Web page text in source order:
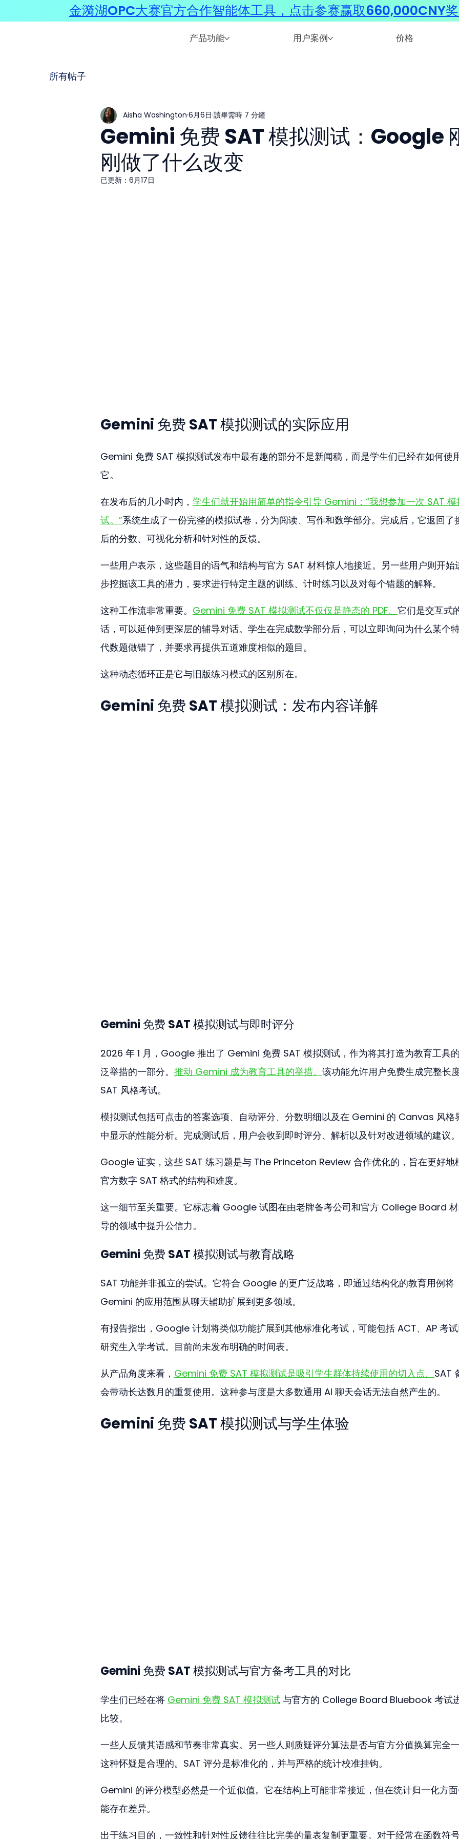
产品功能 用户案例 价格
所有帖子
Gemini 免费 SAT 模拟测试：Google
刚做了什么改变
Aisha Washington 6月6日 讀畢需時 7 分鐘
已更新： 6月17日
Gemini 免费 SAT 模拟测试的实际应用
Gemini 免费 SAT 模拟测试发布中最有趣的部分不是新闻稿，而是学生们已经在如何使
它。
在发布后的几小时内， 学生们就开始用简单的指令引导 Gemini：“我想参加一次 SAT 模
试。”系统生成了一份完整的模拟试卷，分为阅读、写作和数学部分。完成后，它返回了
后的分数、可视化分析和针对性的反馈。
一些用户表示，这些题目的语气和结构与官方 SAT 材料惊人地接近。另一些用户则开始
步挖掘该工具的潜力，要求进行特定主题的训练、计时练习以及对每个错题的解释。
这种工作流非常重要。 Gemini 免费 SAT 模拟测试不仅仅是静态的 PDF。 它们是交互式
话，可以延伸到更深层的辅导对话。学生在完成数学部分后，可以立即询问为什么某个
代数题做错了，并要求再提供五道难度相似的题目。
这种动态循环正是它与旧版练习模式的区别所在。
Gemini 免费 SAT 模拟测试：发布内容详解
Gemini 免费 SAT 模拟测试与即时评分
2026 年 1 月，Google 推出了 Gemini 免费 SAT 模拟测试，作为将其打造为教育工具
泛举措的一部分。 推动 Gemini 成为教育工具的举措。 该功能允许用户免费生成完整长
SAT 风格考试。
模拟测试包括可点击的答案选项、自动评分、分数明细以及在 Gemini 的 Canvas 风格
中显示的性能分析。完成测试后，用户会收到即时评分、解析以及针对改进领域的建议。
Google 证实，这些 SAT 练习题是与 The Princeton Review 合作优化的，旨在更好地
官方数字 SAT 格式的结构和难度。
这一细节至关重要。它标志着 Google 试图在由老牌备考公司和官方 College Board
导的领域中提升公信力。
Gemini 免费 SAT 模拟测试与教育战略
SAT 功能并非孤立的尝试。它符合 Google 的更广泛战略，即通过结构化的教育用例将
Gemini 的应用范围从聊天辅助扩展到更多领域。
有报告指出，Google 计划将类似功能扩展到其他标准化考试，可能包括 ACT、AP 考
研究生入学考试。目前尚未发布明确的时间表。
从产品角度来看， Gemini 免费 SAT 模拟测试是吸引学生群体持续使用的切入点。 SAT
会带动长达数月的重复使用。这种参与度是大多数通用 AI 聊天会话无法自然产生的。
Gemini 免费 SAT 模拟测试与学生体验
Gemini 免费 SAT 模拟测试与官方备考工具的对比
学生们已经在将 Gemini 免费 SAT 模拟测试 与官方的 College Board Bluebook 考试
比较。
一些人反馈其语感和节奏非常真实。另一些人则质疑评分算法是否与官方分值换算完全一
这种怀疑是合理的。SAT 评分是标准化的，并与严格的统计校准挂钩。
Gemini 的评分模型必然是一个近似值。它在结构上可能非常接近，但在统计归一化方
能存在差异。
出于练习目的，一致性和针对性反馈往往比完美的量表复制更重要。对于经常在函数符
金漪湖OPC大赛官方合作智能体工具，点击参赛赢取660,000CNY奖